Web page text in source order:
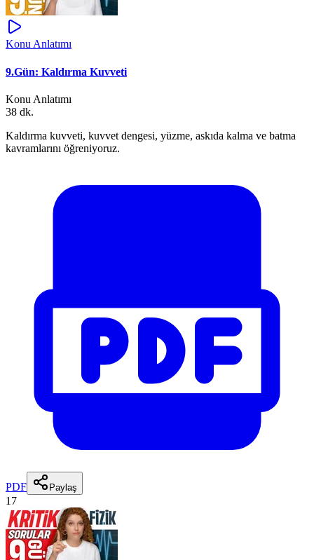
Konu Anlatımı
9.Gün: Kaldırma Kuvveti
Konu Anlatımı
38 dk.
Kaldırma kuvveti, kuvvet dengesi, yüzme, askıda kalma ve batma
kavramlarını öğreniyoruz.
PDF Paylaş
17